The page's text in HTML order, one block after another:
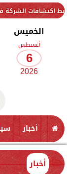
الشركة في قبرص
الخميس
أغسطس
6
2026
أخبار
أخبار